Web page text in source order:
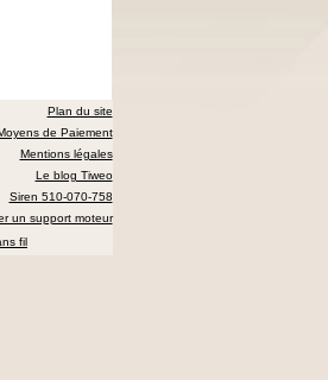
Plan du site
de Paiement
Mentions légales
Le blog Tiweo
Siren 510-070-758
un support moteur
fil